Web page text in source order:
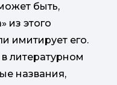
быть,
из этого
имитирует его.
литературном
названия,